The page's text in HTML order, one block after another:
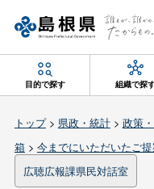
目的で探す 組織で探
トップ> 県政・統計> 政策
箱> 今までにいただいたご
広聴広報課県民対話室